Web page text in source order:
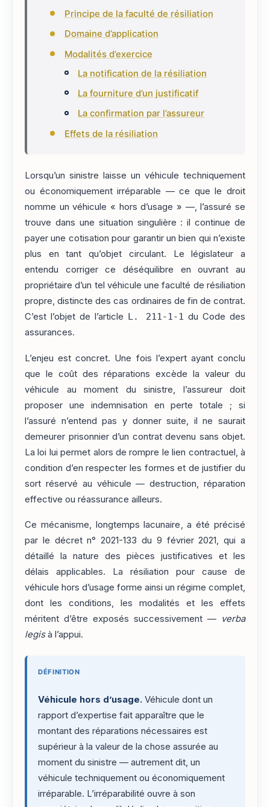
Principe de la faculté de résiliation
Domaine d’application
Modalités d’exercice
La notification de la résiliation
La fourniture d’un justificatif
La confirmation par l’assureur
Effets de la résiliation
Lorsqu’un sinistre laisse un véhicule techniquement
ou économiquement irréparable — ce que le droit
nomme un véhicule « hors d’usage » —, l’assuré se
trouve dans une situation singulière : il continue de
payer une cotisation pour garantir un bien qui n’existe
plus en tant qu’objet circulant. Le législateur a
entendu corriger ce déséquilibre en ouvrant au
propriétaire d’un tel véhicule une faculté de résiliation
propre, distincte des cas ordinaires de fin de contrat.
C’est l’objet de l’article L. 211-1-1 du Code des
assurances.
L’enjeu est concret. Une fois l’expert ayant conclu
que le coût des réparations excède la valeur du
véhicule au moment du sinistre, l’assureur doit
proposer une indemnisation en perte totale ; si
l’assuré n’entend pas y donner suite, il ne saurait
demeurer prisonnier d’un contrat devenu sans objet.
La loi lui permet alors de rompre le lien contractuel, à
condition d’en respecter les formes et de justifier du
sort réservé au véhicule — destruction, réparation
effective ou réassurance ailleurs.
Ce mécanisme, longtemps lacunaire, a été précisé
par le décret n° 2021-133 du 9 février 2021, qui a
détaillé la nature des pièces justificatives et les
délais applicables. La résiliation pour cause de
véhicule hors d’usage forme ainsi un régime complet,
dont les conditions, les modalités et les effets
méritent d’être exposés successivement — verba
legisà l’appui.
DÉFINITION
Véhicule hors d’usage. Véhicule dont un
rapport d’expertise fait apparaître que le
montant des réparations nécessaires est
supérieur à la valeur de la chose assurée au
moment du sinistre — autrement dit, un
véhicule techniquement ou économiquement
irréparable. L’irréparabilité ouvre à son